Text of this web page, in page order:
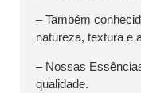
– Também
natureza, textura e
– Nossas
qualidade.